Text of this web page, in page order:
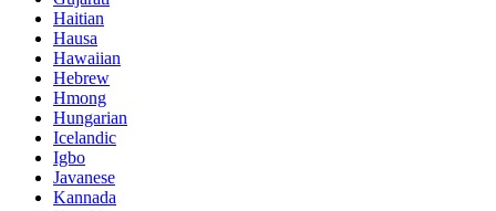
Haitian
Hausa
Hawaiian
Hebrew
Hmong
Hungarian
Icelandic
Igbo
Javanese
Kannada